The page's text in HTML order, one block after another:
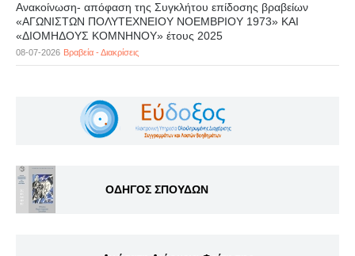
Ανακοίνωση- απόφαση της Συγκλήτου επίδοσης βραβείων
«ΑΓΩΝΙΣΤΩΝ ΠΟΛΥΤΕΧΝΕΙΟΥ ΝΟΕΜΒΡΙΟΥ 1973» ΚΑΙ
«ΔΙΟΜΗΔΟΥΣ ΚΟΜΝΗΝΟΥ» έτους 2025
08-07-2026 Βραβεία - Διακρίσεις
ΟΔΗΓΟΣ ΣΠΟΥΔΩΝ